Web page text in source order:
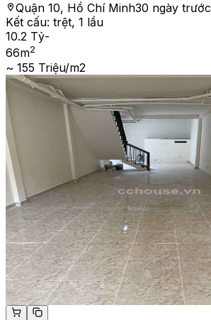
Quận 10, Hồ Chí Minh30 ngày trước
Kết cấu: trệt, 1 lầu
10.2 Tỷ-
66m2
~ 155 Triệu/m2